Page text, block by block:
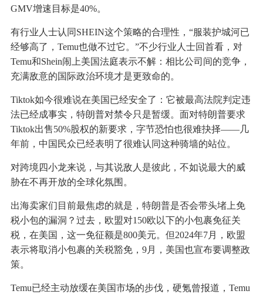
GMV增速目标是40%。
有行业人士认同SHEIN这个策略的合理性，“服装护城河已
经够高了，Temu也做不过它。”不少行业人士回首看，对
Temu和Shein闹上美国法庭表示不解：相比公司间的竞争，
充满敌意的国际政治环境才是更致命的。
Tiktok如今很难说在美国已经安全了：它被最高法院判定违
法已经成事实，特朗普对禁令只是暂缓。面对特朗普要求
Tiktok出售50%股权的新要求，字节恐怕也很难抉择——几
年前，中国民众已经表明了很难认同这种骑墙的站位。
对跨境四小龙来说，与其说敌人是彼此，不如说最大的威
胁在不再开放的全球化氛围。
出海卖家们目前最焦虑的就是，特朗普是否会带头堵上免
税小包的漏洞？过去，欧盟对150欧以下的小包裹免征关
税，在美国，这一免征额是800美元。但2024年7月，欧盟
表示将取消小包裹的关税豁免，9月，美国也宣布要调整政
策。
Temu已经主动放缓在美国市场的步伐，硬氪曾报道，Temu